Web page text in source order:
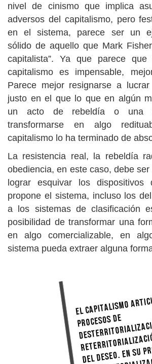
nivel de cinismo que implica
adversos del capitalismo, pero
en el sistema, parece ser un
sólido de aquello que Mark
capitalista”. Ya que parece que
capitalismo es impensable,
Parece mejor resignarse a
justo en el que lo que en algún
un acto de rebeldía o una
transformarse en algo
capitalismo lo ha terminado de
La resistencia real, la rebeldía
obediencia, en este caso, debe
lograr esquivar los dispositivos
propone el sistema, incluso los
a los sistemas de clasificación
posibilidad de transformar una
en algo comercializable, en
sistema pueda extraer alguna